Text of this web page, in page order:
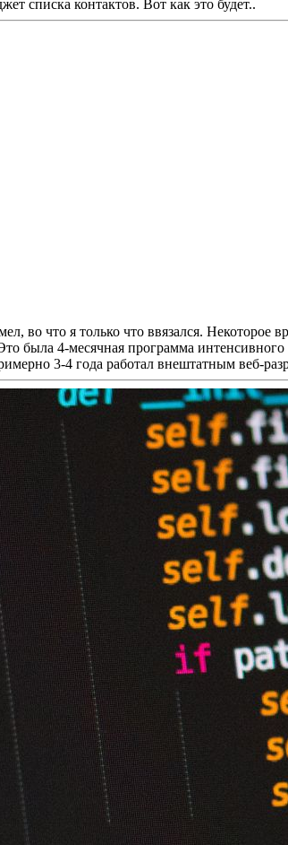
списка контактов. Вот как это будет..
что я только что ввязался. Некоторое
была 4-месячная программа
3-4 года работал внештатным веб-